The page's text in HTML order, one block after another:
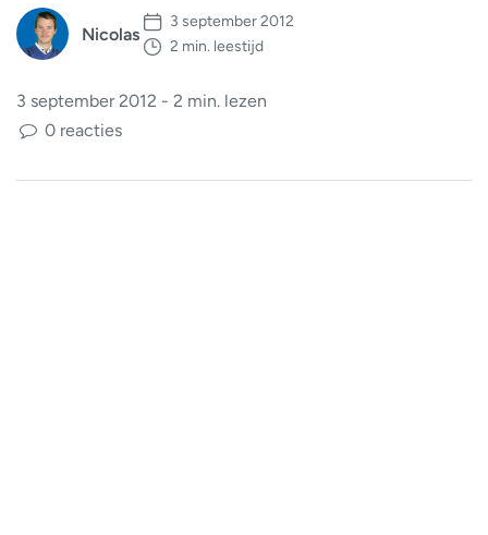
Nicolas
3 september 2012
2 min. leestijd
3 september 2012 - 2 min. lezen
0 reacties